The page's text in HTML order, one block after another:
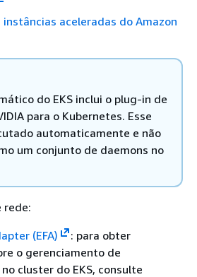
instâncias aceleradas do Amazon
do EKS inclui o plug-in de
para o Kubernetes. Esse
automaticamente e não
um conjunto de daemons no
rede:
(EFA)
: para obter
o gerenciamento de
cluster do EKS, consulte